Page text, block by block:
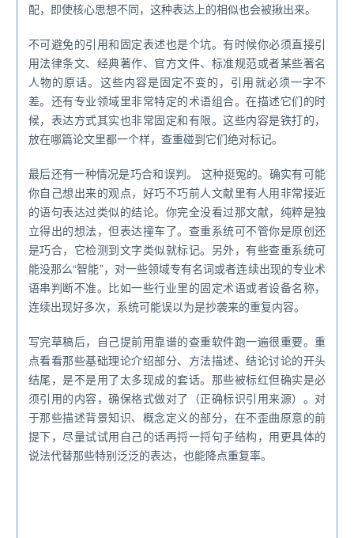
配，即使核心思想不同，这种表达上的相似也会被揪出来。
不可避免的引用和固定表述也是个坑。有时候你必须直接引
用法律条文、经典著作、官方文件、标准规范或者某些著名
人物的原话。这些内容是固定不变的，引用就必须一字不
差。还有专业领域里非常特定的术语组合。在描述它们的时
候，表达方式其实也非常固定和有限。这些内容是铁打的，
放在哪篇论文里都一个样，查重碰到它们绝对标记。
最后还有一种情况是巧合和误判。 这种挺冤的。确实有可能
你自己想出来的观点，好巧不巧前人文献里有人用非常接近
的语句表达过类似的结论。你完全没看过那文献，纯粹是独
立得出的想法，但表达撞车了。查重系统可不管你是原创还
是巧合，它检测到文字类似就标记。另外，有些查重系统可
能没那么“智能”，对一些领域专有名词或者连续出现的专业术
语串判断不准。比如一些行业里的固定术语或者设备名称，
连续出现好多次，系统可能误以为是抄袭来的重复内容。
写完草稿后，自己提前用靠谱的查重软件跑一遍很重要。重
点看看那些基础理论介绍部分、方法描述、结论讨论的开头
结尾，是不是用了太多现成的套话。那些被标红但确实是必
须引用的内容，确保格式做对了（正确标识引用来源）。对
于那些描述背景知识、概念定义的部分，在不歪曲原意的前
提下，尽量试试用自己的话再捋一捋句子结构，用更具体的
说法代替那些特别泛泛的表达，也能降点重复率。